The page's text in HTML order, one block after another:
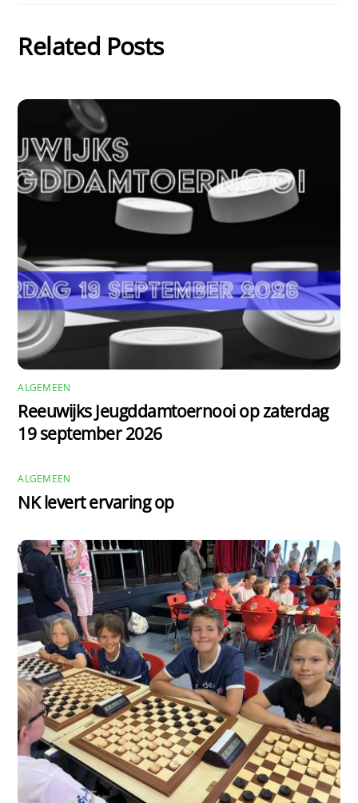
Related Posts
ALGEMEEN
Reeuwijks Jeugddamtoernooi op zaterdag
19 september 2026
ALGEMEEN
NK levert ervaring op